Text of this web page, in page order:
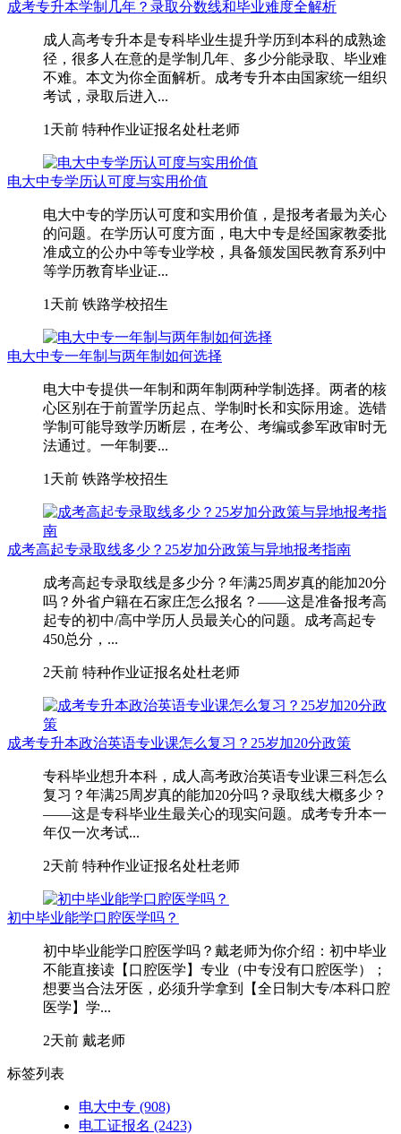
成考专升本学制几年？录取分数线和毕业难度全解析
成人高考专升本是专科毕业生提升学历到本科的成熟途
径，很多人在意的是学制几年、多少分能录取、毕业难
不难。本文为你全面解析。成考专升本由国家统一组织
考试，录取后进入...
1天前 特种作业证报名处杜老师
电大中专学历认可度与实用价值
电大中专的学历认可度和实用价值，是报考者最为关心
的问题。在学历认可度方面，电大中专是经国家教委批
准成立的公办中等专业学校，具备颁发国民教育系列中
等学历教育毕业证...
1天前 铁路学校招生
电大中专一年制与两年制如何选择
电大中专提供一年制和两年制两种学制选择。两者的核
心区别在于前置学历起点、学制时长和实际用途。选错
学制可能导致学历断层，在考公、考编或参军政审时无
法通过。一年制要...
1天前 铁路学校招生
成考高起专录取线多少？25岁加分政策与异地报考指南
成考高起专录取线是多少分？年满25周岁真的能加20分
吗？外省户籍在石家庄怎么报名？——这是准备报考高
起专的初中/高中学历人员最关心的问题。成考高起专
450总分，...
2天前 特种作业证报名处杜老师
成考专升本政治英语专业课怎么复习？25岁加20分政策
专科毕业想升本科，成人高考政治英语专业课三科怎么
复习？年满25周岁真的能加20分吗？录取线大概多少？
——这是专科毕业生最关心的现实问题。成考专升本一
年仅一次考试...
2天前 特种作业证报名处杜老师
初中毕业能学口腔医学吗？
初中毕业能学口腔医学吗？戴老师为你介绍：初中毕业
不能直接读【口腔医学】专业（中专没有口腔医学）；
想要当合法牙医，必须升学拿到【全日制大专/本科口腔
医学】学...
2天前 戴老师
标签列表
电大中专 (908)
电工证报名 (2423)